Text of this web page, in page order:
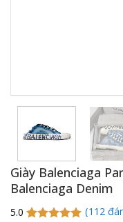
Giày Balenciaga
Balenciaga Denim
5.0 (112